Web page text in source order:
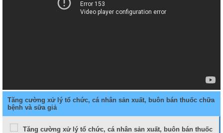
Tăng cường xử lý tổ chức, cá nhân sản xuất, buôn bán thuốc chữa
bệnh và sữa giả
Tăng cường xử lý tổ chức, cá nhân sản xuất, buôn bán thuốc